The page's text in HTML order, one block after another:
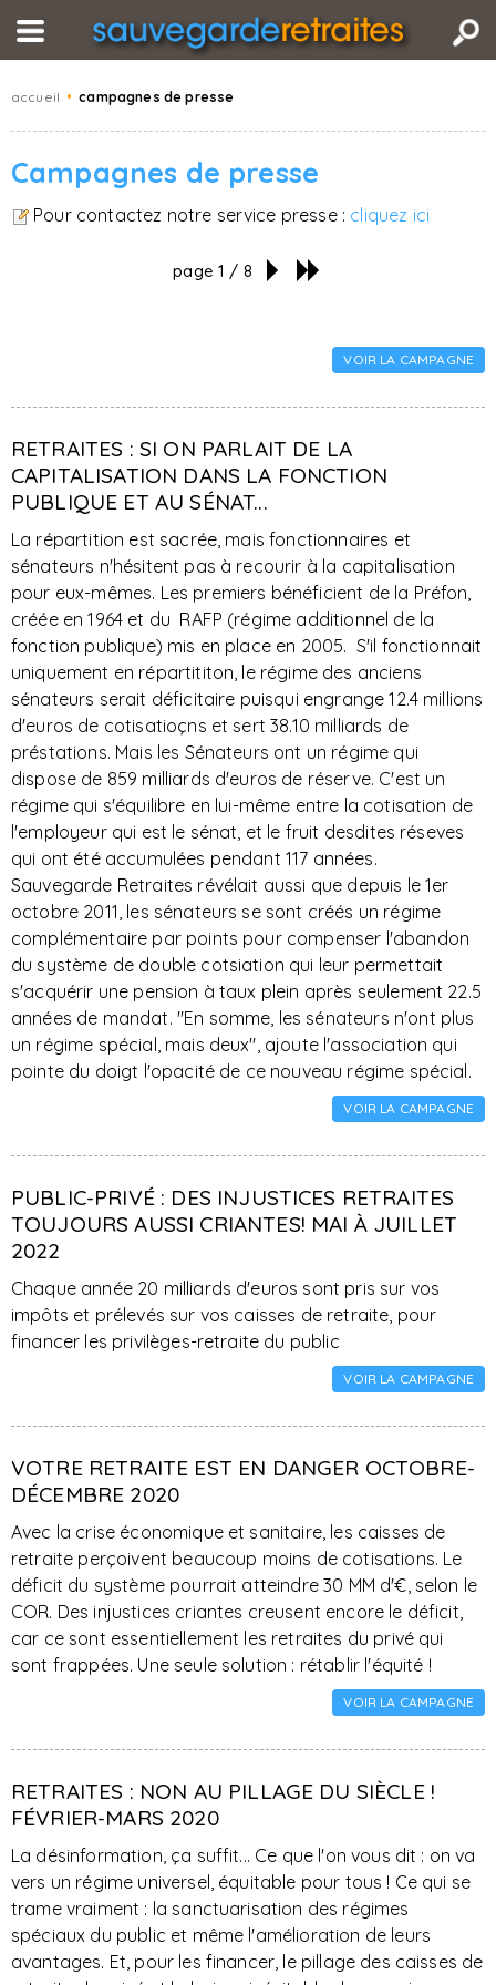
accueil • campagnes de presse
Campagnes de presse
Pour contactez notre service presse : cliquez ici
page 1 / 8
VOIR LA CAMPAGNE
RETRAITES : SI ON PARLAIT DE LA
CAPITALISATION DANS LA FONCTION
PUBLIQUE ET AU SÉNAT...
La répartition est sacrée, mais fonctionnaires et
sénateurs n'hésitent pas à recourir à la capitalisation
pour eux-mêmes. Les premiers bénéficient de la Préfon,
créée en 1964 et du RAFP (régime additionnel de la
fonction publique) mis en place en 2005. S'il fonctionnait
uniquement en répartititon, le régime des anciens
sénateurs serait déficitaire puisqui engrange 12.4 millions
d'euros de cotisatioçns et sert 38.10 milliards de
préstations. Mais les Sénateurs ont un régime qui
dispose de 859 milliards d'euros de réserve. C'est un
régime qui s'équilibre en lui-même entre la cotisation de
l'employeur qui est le sénat, et le fruit desdites réseves
qui ont été accumulées pendant 117 années.
Sauvegarde Retraites révélait aussi que depuis le 1er
octobre 2011, les sénateurs se sont créés un régime
complémentaire par points pour compenser l'abandon
du système de double cotsiation qui leur permettait
s'acquérir une pension à taux plein après seulement 22.5
années de mandat. "En somme, les sénateurs n'ont plus
un régime spécial, mais deux", ajoute l'association qui
pointe du doigt l'opacité de ce nouveau régime spécial.
VOIR LA CAMPAGNE
PUBLIC-PRIVÉ : DES INJUSTICES RETRAITES
TOUJOURS AUSSI CRIANTES! MAI À JUILLET
2022
Chaque année 20 milliards d'euros sont pris sur vos
impôts et prélevés sur vos caisses de retraite, pour
financer les privilèges-retraite du public
VOIR LA CAMPAGNE
VOTRE RETRAITE EST EN DANGER OCTOBRE-
DÉCEMBRE 2020
Avec la crise économique et sanitaire, les caisses de
retraite perçoivent beaucoup moins de cotisations. Le
déficit du système pourrait atteindre 30 MM d'€, selon le
COR. Des injustices criantes creusent encore le déficit,
car ce sont essentiellement les retraites du privé qui
sont frappées. Une seule solution : rétablir l'équité !
VOIR LA CAMPAGNE
RETRAITES : NON AU PILLAGE DU SIÈCLE !
FÉVRIER-MARS 2020
La désinformation, ça suffit... Ce que l'on vous dit : on va
vers un régime universel, équitable pour tous ! Ce qui se
trame vraiment : la sanctuarisation des régimes
spéciaux du public et même l'amélioration de leurs
avantages. Et, pour les financer, le pillage des caisses de